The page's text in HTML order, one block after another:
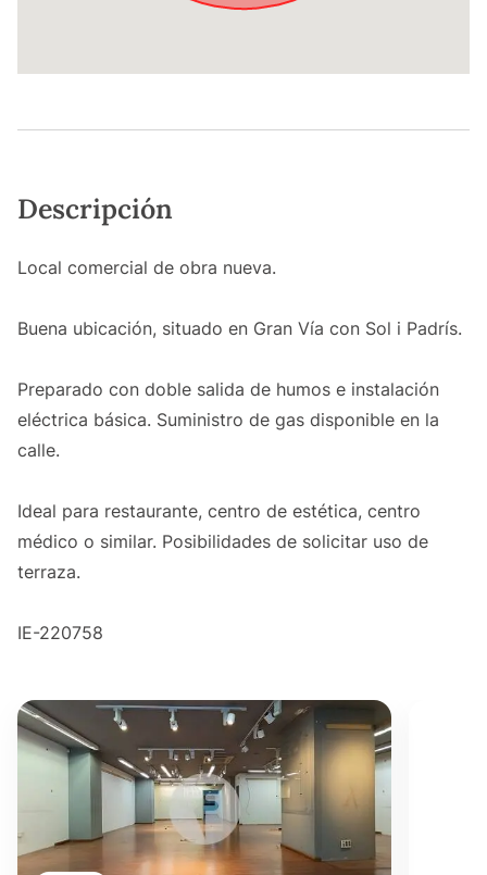
Descripción
Local comercial de obra nueva.
Buena ubicación, situado en Gran Vía con Sol i Padrís.
Preparado con doble salida de humos e instalación
eléctrica básica. Suministro de gas disponible en la
calle.
Ideal para restaurante, centro de estética, centro
médico o similar. Posibilidades de solicitar uso de
terraza.
IE-220758